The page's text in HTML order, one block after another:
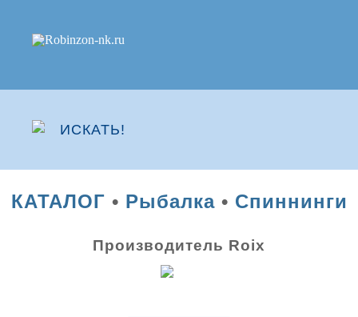
КАТАЛОГ • Рыбалка• Спиннинги
Производитель Roix